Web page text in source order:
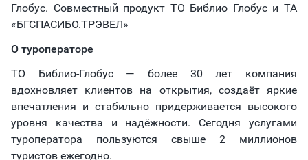
Глобус. Совместный продукт ТО Библио Глобус и ТА
«БГСПАСИБО.ТРЭВЕЛ»
О туроператоре
ТО Библио-Глобус — более 30 лет компания
вдохновляет клиентов на открытия, создаёт яркие
впечатления и стабильно придерживается высокого
уровня качества и надёжности. Сегодня услугами
туроператора пользуются свыше 2 миллионов
туристов ежегодно.